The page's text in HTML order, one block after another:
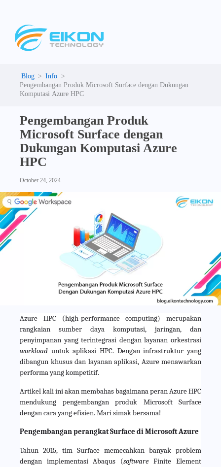
content
Info
Pengembangan Produk Microsoft Surface dengan Dukungan
Komputasi Azure HPC
Pengembangan Produk
Microsoft Surface dengan
Dukungan Komputasi Azure
HPC
October 24, 2024
Azure HPC (high-performance computing) merupakan
rangkaian sumber daya komputasi, jaringan, dan
workload untuk aplikasi HPC. Dengan infrastruktur yang
dibangun khusus dan layanan aplikasi, Azure menawarkan
performa yang kompetitif.
Artikel kali ini akan membahas bagaimana peran Azure HPC
mendukung pengembangan produk Microsoft Surface
dengan cara yang efisien. Mari simak bersama!
Pengembangan perangkat Surface di Microsoft Azure
Tahun 2015, tim Surface memecahkan banyak problem
dengan implementasi Abaqus (software Finite Element
e
g
i
e
s